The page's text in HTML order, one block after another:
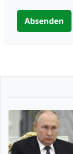
Absenden